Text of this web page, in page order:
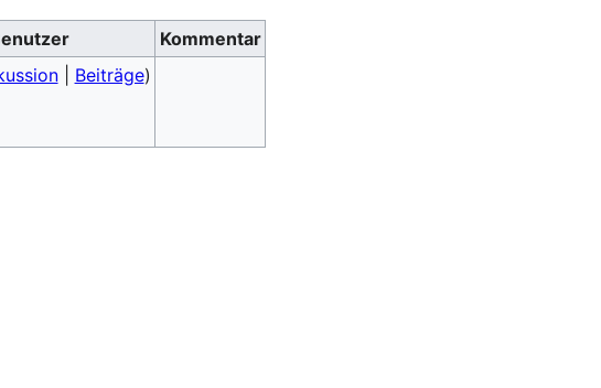
Kommentar
| Beiträge)